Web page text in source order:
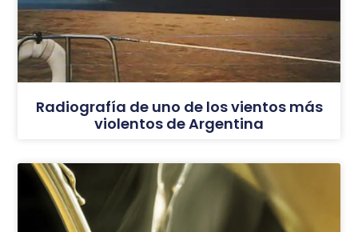
Radiografía de uno de los vientos más
violentos de Argentina